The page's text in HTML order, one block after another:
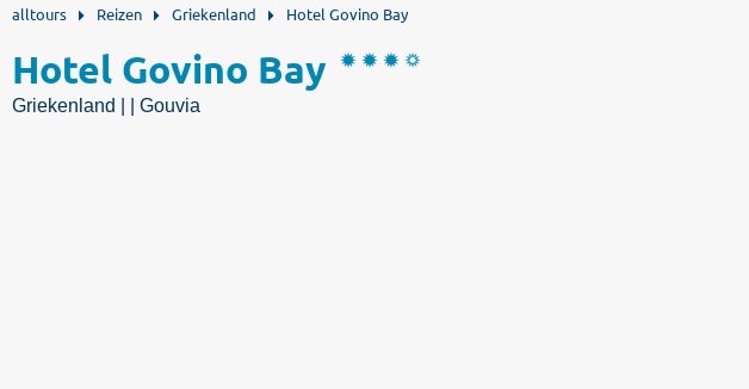
alltours Reizen Griekenland Hotel Govino Bay
Hotel Govino Bay
Griekenland | | Gouvia